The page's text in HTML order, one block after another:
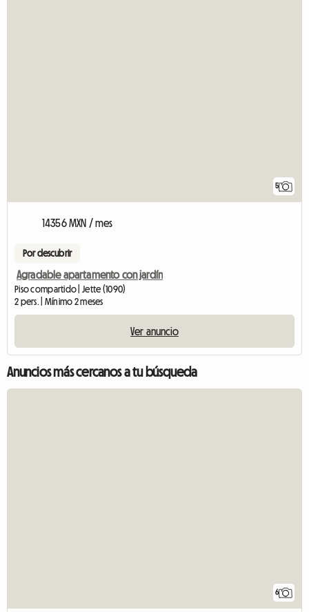
5
14356 MXN / mes
Por descubrir
Agradable apartamento con jardín
Piso compartido | Jette (1090)
2 pers. | Mínimo 2 meses
Ver anuncio
Anuncios más cercanos a tu búsqueda
6